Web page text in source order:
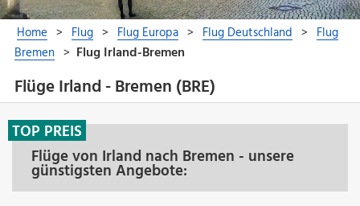
Flüge Irland - Bremen (BRE)
Flüge von Irland nach Bremen - unsere
günstigsten Angebote:
TOP PREIS